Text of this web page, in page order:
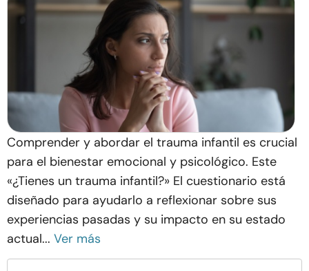
Comprender y abordar el trauma infantil es crucial
para el bienestar emocional y psicológico. Este
«¿Tienes un trauma infantil?» El cuestionario está
diseñado para ayudarlo a reflexionar sobre sus
experiencias pasadas y su impacto en su estado
actual... Ver más